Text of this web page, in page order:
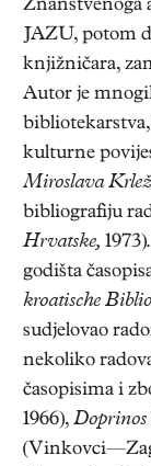
Znanstvenoga
JAZU, potom
knjižničara,
Autor je
kulturne
Miroslava
bibliografiju
Hrvatske,
godišta
kroatische
sudjelovao
nekoliko
časopisima i
1966), Doprinos